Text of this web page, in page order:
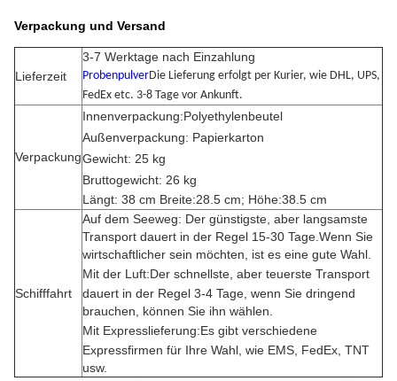
Verpackung und Versand
Lieferzeit
3-7 Werktage nach Einzahlung
ProbenpulverDie Lieferung erfolgt per Kurier, wie DHL, UPS,
FedEx etc. 3-8 Tage vor Ankunft.
Verpackung
Innenverpackung:Polyethylenbeutel
Außenverpackung: Papierkarton
Gewicht: 25 kg
Bruttogewicht: 26 kg
Längt: 38 cm Breite:28.5 cm; Höhe:38.5 cm
Schifffahrt
Auf dem Seeweg: Der günstigste, aber langsamste
Transport dauert in der Regel 15-30 Tage.Wenn Sie
wirtschaftlicher sein möchten, ist es eine gute Wahl.
Mit der Luft:Der schnellste, aber teuerste Transport
dauert in der Regel 3-4 Tage, wenn Sie dringend
brauchen, können Sie ihn wählen.
Mit Expresslieferung:Es gibt verschiedene
Expressfirmen für Ihre Wahl, wie EMS, FedEx, TNT
usw.